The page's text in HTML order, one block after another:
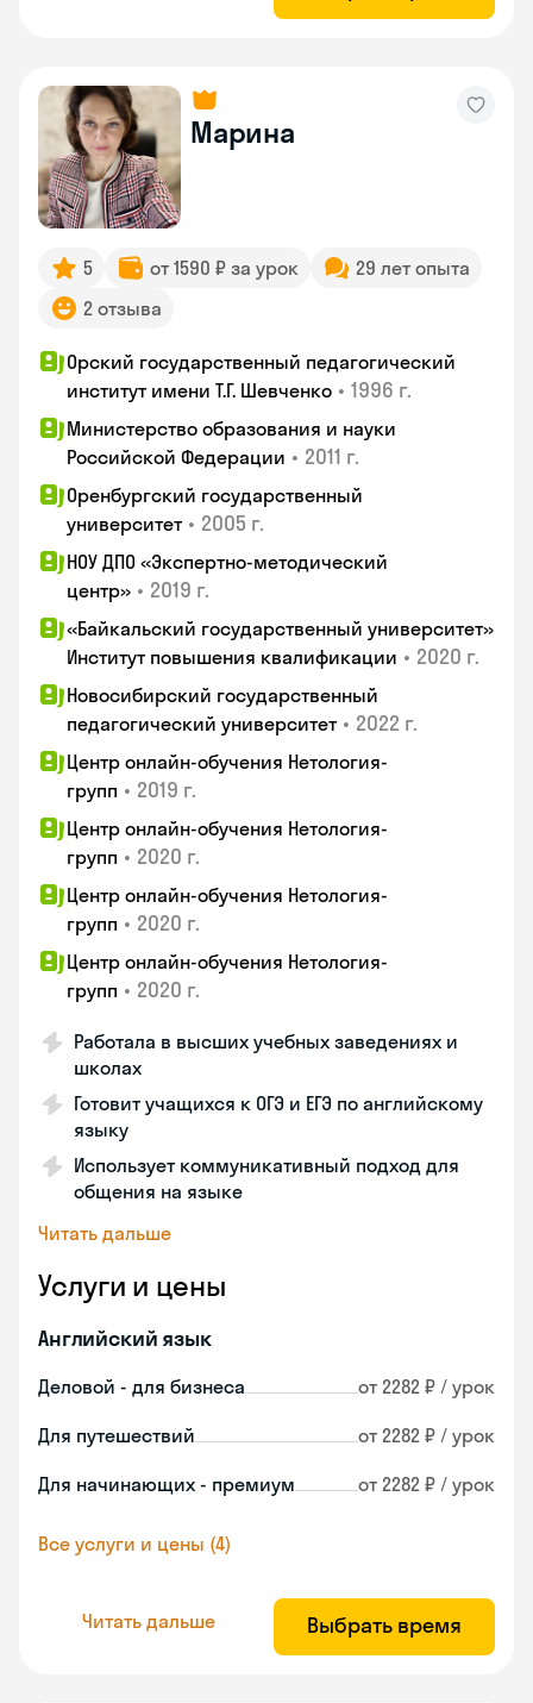
Марина
5 от 1590 ₽ за урок
29 лет опыта
2 отзыва
Орский государственный педагогический
институт имени Т.Г. Шевченко • 1996 г.
Министерство образования и науки
Российской Федерации • 2011 г.
Оренбургский государственный
университет • 2005 г.
НОУ ДПО «Экспертно-методический
центр» • 2019 г.
«Байкальский государственный университет»
Институт повышения квалификации • 2020 г.
Новосибирский государственный
педагогический университет • 2022 г.
Центр онлайн-обучения Нетология-
групп • 2019 г.
Центр онлайн-обучения Нетология-
групп • 2020 г.
Центр онлайн-обучения Нетология-
групп • 2020 г.
Центр онлайн-обучения Нетология-
групп • 2020 г.
Работала в высших учебных заведениях и
школах
Готовит учащихся к ОГЭ и ЕГЭ по английскому
языку
Использует коммуникативный подход для
общения на языке
Читать дальше
Услуги и цены
Английский язык
Деловой - для бизнеса от 2282 ₽ / урок
Для путешествий от 2282 ₽ / урок
Для начинающих - премиум от 2282 ₽ / урок
Все услуги и цены (4)
Читать дальше Выбрать время